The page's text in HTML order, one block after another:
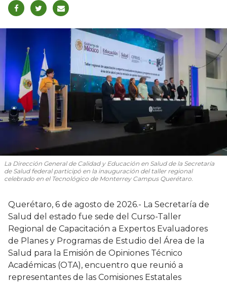
La Dirección General de Calidad y Educación en Salud de la Secretaría
de Salud federal participó en la inauguración del taller regional
celebrado en el Tecnológico de Monterrey Campus Querétaro.
Querétaro, 6 de agosto de 2026.- La Secretaría de
Salud del estado fue sede del Curso-Taller
Regional de Capacitación a Expertos Evaluadores
de Planes y Programas de Estudio del Área de la
Salud para la Emisión de Opiniones Técnico
Académicas (OTA), encuentro que reunió a
representantes de las Comisiones Estatales